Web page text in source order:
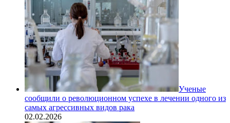
Ученые
сообщили о революционном успехе в лечении одного из
самых агрессивных видов рака
02.02.2026